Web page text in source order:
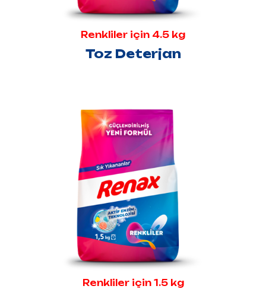
Renkliler için 4.5 kg
Toz Deterjan
Renkliler için 1.5 kg